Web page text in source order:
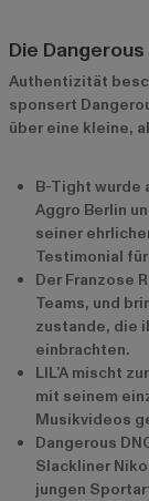
Die
Authentizität
sponsert
über eine kleine,
B-Tight wurde
Aggro Berlin
seiner
Testimonial für
Der Franzose
Teams, und
zustande, die
einbrachten.
LIL’A mischt
mit seinem
Musikvideos
Dangerous
Slackliner
jungen